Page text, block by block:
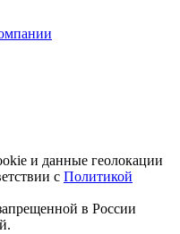
и данные геолокации
с Политикой
в России